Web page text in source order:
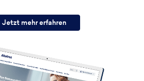
Jetzt mehr erfahren